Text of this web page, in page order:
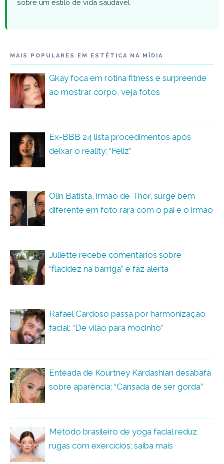
sobre um estilo de vida saudável.
MAIS POPULARES EM ESTÉTICA NA MÍDIA
Gkay foca em rotina fitness e surpreende
ao mostrar corpo, veja fotos
Ex-BBB 24 lista procedimentos após
deixar o reality: “Feliz”
Olin Batista, irmão de Thor, surge bem
diferente em foto rara com o pai e o irmão
Juliette recebe comentários sobre
“flacidez na barriga” e faz alerta
Rafael Cardoso passa por harmonização
facial: “De vilão para mocinho”
Enteada de Kourtney Kardashian desabafa
sobre aparência: “Cansada de ser gorda”
Método brasileiro de yoga facial reduz
rugas com exercícios; saiba mais